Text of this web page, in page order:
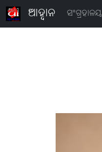
ଆହ୍ବାନ ସଂଗ୍ରହାଳୟ